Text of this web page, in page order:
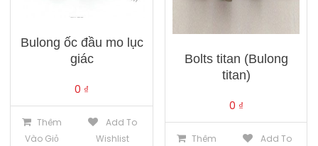
Bulong ốc đầu mo lục
giác
0 ₫
Thêm
Vào Giỏ
Add To
Wishlist
Bolts titan (Bulong
titan)
0 ₫
Thêm
Add To